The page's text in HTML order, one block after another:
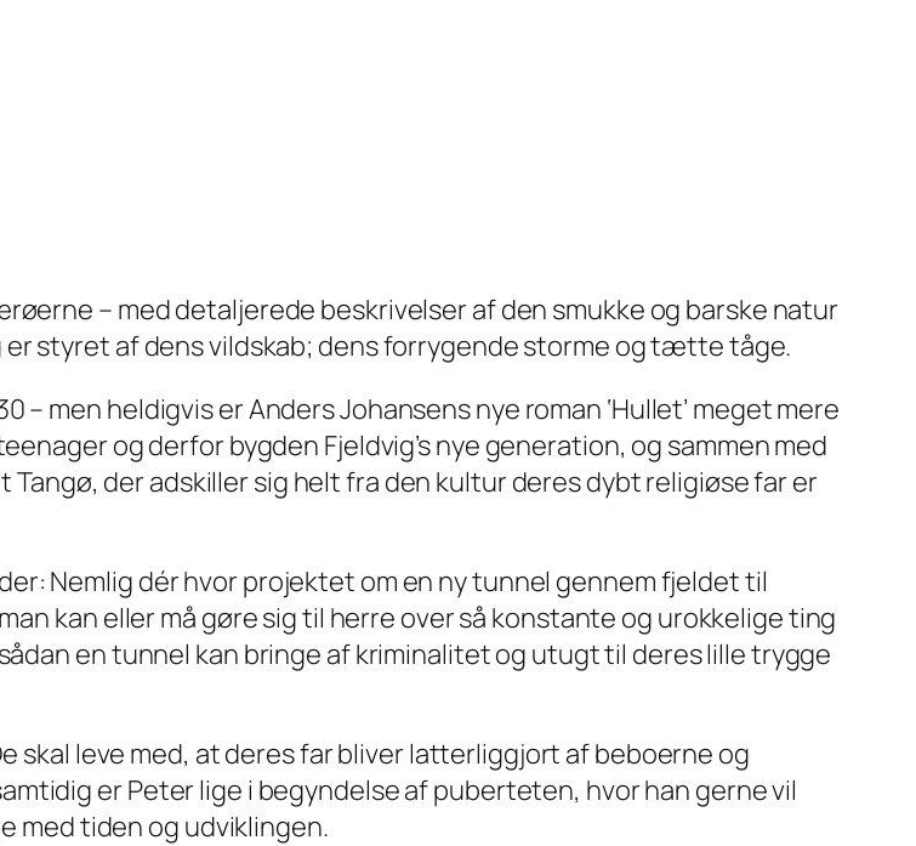
– med detaljerede beskrivelser af den smukke og barske natur
styret af dens vildskab; dens forrygende storme og tætte tåge.
men heldigvis er Anders Johansens nye roman ‘Hullet’ meget mere
og derfor bygden Fjeldvig’s nye generation, og sammen med
der adskiller sig helt fra den kultur deres dybt religiøse far er
Nemlig dér hvor projektet om en ny tunnel gennem fjeldet til
kan eller må gøre sig til herre over så konstante og urokkelige ting
en tunnel kan bringe af kriminalitet og utugt til deres lille trygge
skal leve med, at deres far bliver latterliggjort af beboerne og
er Peter lige i begyndelse af puberteten, hvor han gerne vil
med tiden og udviklingen.